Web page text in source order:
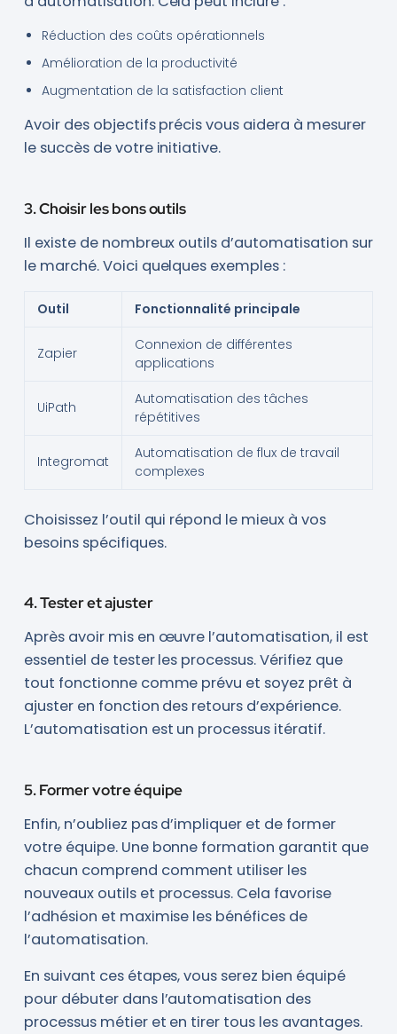
Réduction des coûts opérationnels
Amélioration de la productivité
Augmentation de la satisfaction client
Avoir des objectifs précis vous aidera à mesurer
le succès de votre initiative.
3. Choisir les bons outils
Il existe de nombreux outils d’automatisation sur
le marché. Voici quelques exemples :
Outil Fonctionnalité principale
Zapier
Connexion de différentes
applications
UiPath
Automatisation des tâches
répétitives
Integromat
Automatisation de flux de travail
complexes
Choisissez l’outil qui répond le mieux à vos
besoins spécifiques.
4. Tester et ajuster
Après avoir mis en œuvre l’automatisation, il est
essentiel de tester les processus. Vérifiez que
tout fonctionne comme prévu et soyez prêt à
ajuster en fonction des retours d’expérience.
L’automatisation est un processus itératif.
5. Former votre équipe
Enfin, n’oubliez pas d’impliquer et de former
votre équipe. Une bonne formation garantit que
chacun comprend comment utiliser les
nouveaux outils et processus. Cela favorise
l’adhésion et maximise les bénéfices de
l’automatisation.
En suivant ces étapes, vous serez bien équipé
pour débuter dans l’automatisation des
processus métier et en tirer tous les avantages.